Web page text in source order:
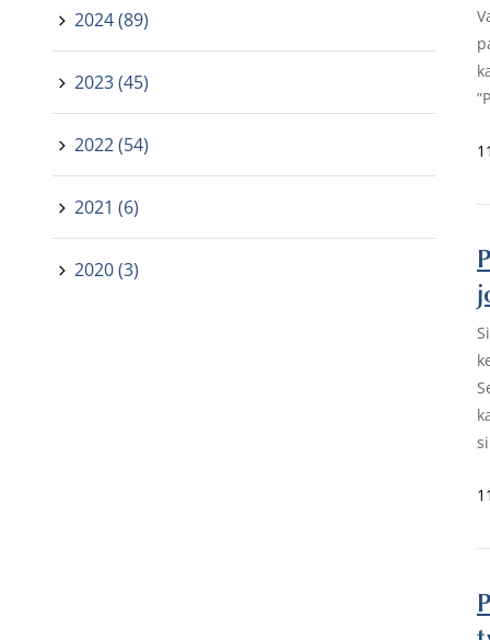
2024 (89)
2023 (45)
2022 (54)
2021 (6)
2020 (3)